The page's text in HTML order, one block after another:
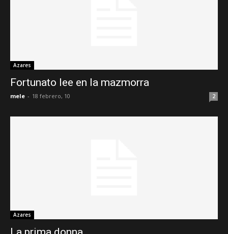
Azares
Fortunato lee en la mazmorra
mele - 18 febrero, 10 2
Azares